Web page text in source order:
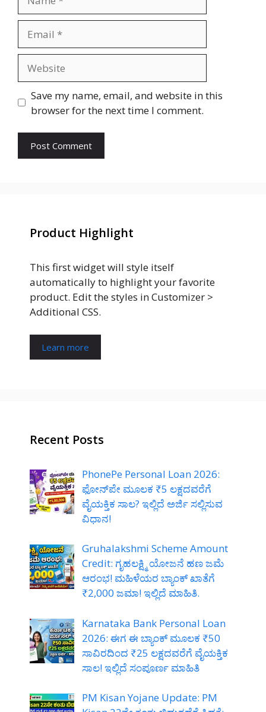
Save my name, email, and website in this
browser for the next time I comment.
Product Highlight
This first widget will style itself
automatically to highlight your favorite
product. Edit the styles in Customizer >
Additional CSS.
Learn more
Recent Posts
PhonePe Personal Loan 2026:
ಫೋನ್‌ಪೇ ಮೂಲಕ ₹5 ಲಕ್ಷದವರೆಗೆ
ವೈಯಕ್ತಿಕ ಸಾಲ? ಇಲ್ಲಿದೆ ಅರ್ಜಿ ಸಲ್ಲಿಸುವ
ವಿಧಾನ!
Gruhalakshmi Scheme Amount
Credit: ಗೃಹಲಕ್ಷ್ಮಿ ಯೋಜನೆ ಹಣ ಜಮೆ
ಆರಂಭ! ಮಹಿಳೆಯರ ಬ್ಯಾಂಕ್ ಖಾತೆಗೆ
₹2,000 ಜಮಾ! ಇಲ್ಲಿದೆ ಮಾಹಿತಿ.
Karnataka Bank Personal Loan
2026: ಈಗ ಈ ಬ್ಯಾಂಕ್ ಮೂಲಕ ₹50
ಸಾವಿರದಿಂದ ₹25 ಲಕ್ಷದವರೆಗೆ ವೈಯಕ್ತಿಕ
ಸಾಲ! ಇಲ್ಲಿದೆ ಸಂಪೂರ್ಣ ಮಾಹಿತಿ
PM Kisan Yojane Update: PM